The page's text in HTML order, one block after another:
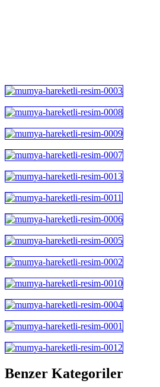
Benzer Kategoriler